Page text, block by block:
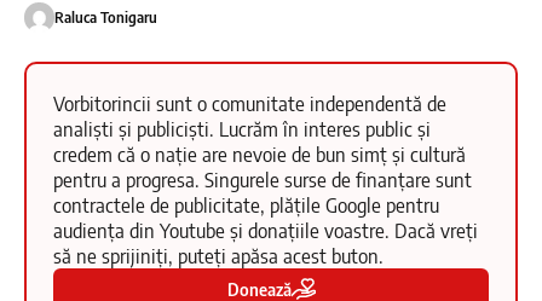
Raluca Tonigaru
Vorbitorincii sunt o comunitate independentă de
analiști și publiciști. Lucrăm în interes public și
credem că o nație are nevoie de bun simț și cultură
pentru a progresa. Singurele surse de finanțare sunt
contractele de publicitate, plățile Google pentru
audiența din Youtube și donațiile voastre. Dacă vreți
să ne sprijiniți, puteți apăsa acest buton.
Donează